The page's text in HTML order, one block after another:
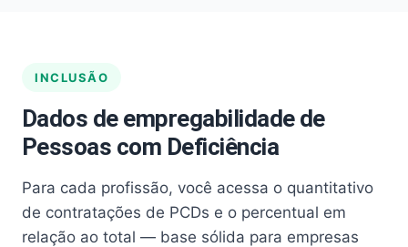
INCLUSÃO
Dados de empregabilidade de
Pessoas com Deficiência
Para cada profissão, você acessa o quantitativo
de contratações de PCDs e o percentual em
relação ao total — base sólida para empresas